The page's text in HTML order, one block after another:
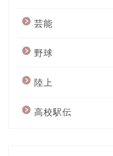
芸能
野球
陸上
高校駅伝